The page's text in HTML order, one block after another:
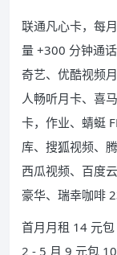
联通凡心卡，每
量 +300 分钟通
奇艺、优酷视频
人畅听月卡、喜
卡，作业、蜻蜓
库、搜狐视频、
西瓜视频、百度
豪华、瑞幸咖啡
首月月租 14 元
2 - 5 月 9 元包